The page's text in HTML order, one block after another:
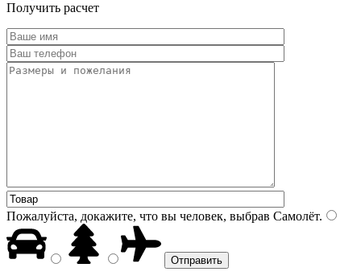
Получить расчет
Пожалуйста, докажите, что вы человек, выбрав Самолёт.